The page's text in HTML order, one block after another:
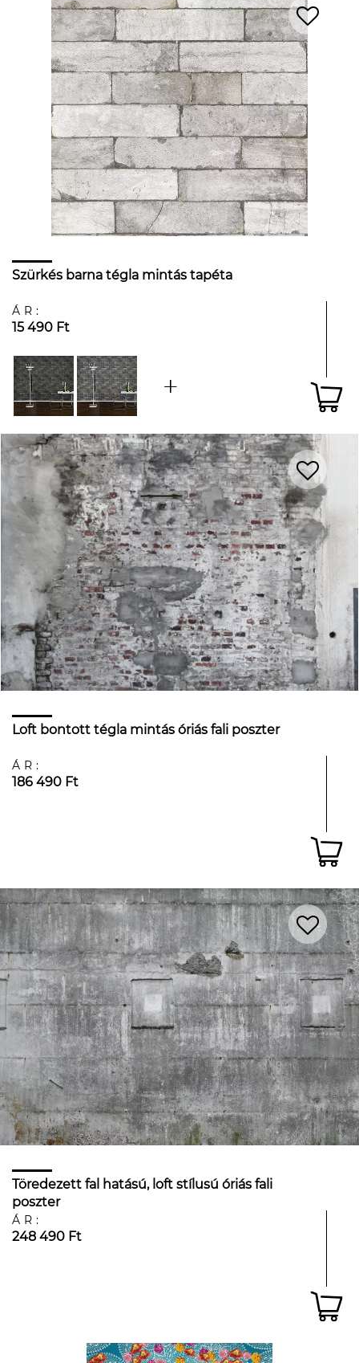
Szürkés barna tégla mintás tapéta
ÁR:
15 490 Ft
Loft bontott tégla mintás óriás fali poszter
ÁR:
186 490 Ft
Töredezett fal hatású, loft stílusú óriás fali
poszter
ÁR:
248 490 Ft